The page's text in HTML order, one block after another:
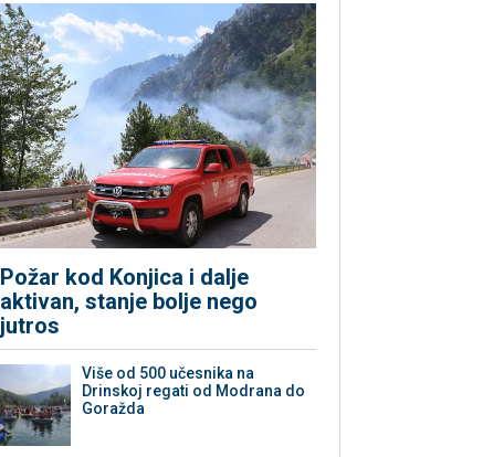
Požar kod Konjica i dalje
aktivan, stanje bolje nego
jutros
Više od 500 učesnika na
Drinskoj regati od Modrana do
Goražda